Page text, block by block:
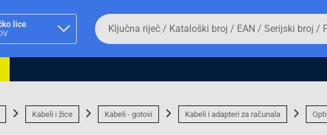
lice
asortiman proizvoda i
Da
biste
potražili
proizvod,
broj,
EAN
Kabeli i žice Kabeli - gotovi Kabeli i adapteri za računala